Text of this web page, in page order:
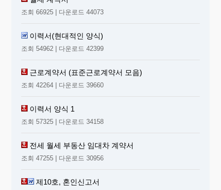
조회 66925 | 다운로드 44073
이력서(현대적인 양식)
조회 54962 | 다운로드 42399
근로계약서 (표준근로계약서 모음)
조회 42264 | 다운로드 39660
이력서 양식 1
조회 57325 | 다운로드 34158
전세 월세 부동산 임대차 계약서
조회 47255 | 다운로드 30956
제10호, 혼인신고서